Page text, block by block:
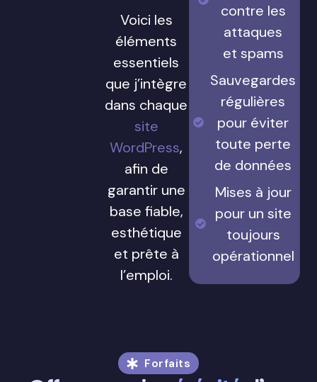
Voici les
éléments
essentiels
que j’intègre
dans chaque
site
WordPress,
afin de
garantir une
base fiable,
esthétique
et prête à
l’emploi.
contre les
attaques
et spams
Sauvegardes
régulières
pour éviter
toute perte
de données
Mises à jour
pour un site
toujours
opérationnel
Forfaits